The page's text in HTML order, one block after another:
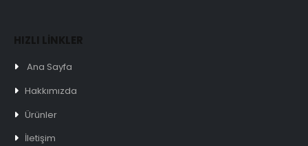
HIZLI LİNKLER
Ana Sayfa
Hakkımızda
Ürünler
İletişim